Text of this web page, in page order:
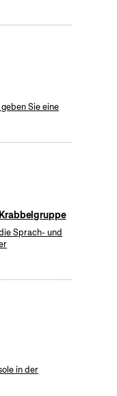
Sie eine
Sprach- und
in der